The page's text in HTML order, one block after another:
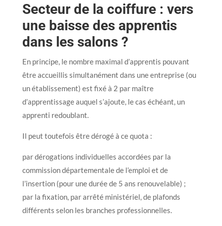
Secteur de la coiffure : vers
une baisse des apprentis
dans les salons ?
En principe, le nombre maximal d’apprentis pouvant
être accueillis simultanément dans une entreprise (ou
un établissement) est fixé à 2 par maître
d’apprentissage auquel s’ajoute, le cas échéant, un
apprenti redoublant.
Il peut toutefois être dérogé à ce quota :
par dérogations individuelles accordées par la
commission départementale de l’emploi et de
l’insertion (pour une durée de 5 ans renouvelable) ;
par la fixation, par arrêté ministériel, de plafonds
différents selon les branches professionnelles.